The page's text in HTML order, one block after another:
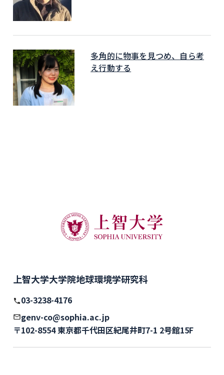
多角的に物事を見つめ、自ら考
え行動する
上智大学大学院地球環境学研究科
03-3238-4176
genv-co@sophia.ac.jp
〒102-8554 東京都千代田区紀尾井町7-1 2号館15F